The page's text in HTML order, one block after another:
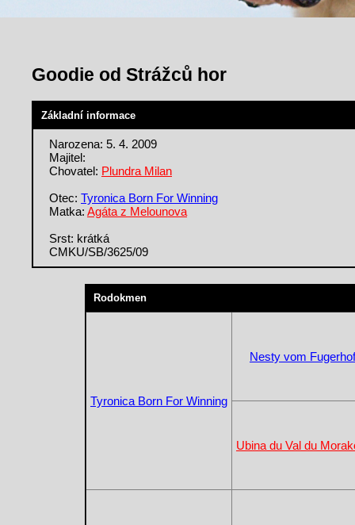
Goodie od Strážců hor
Základní informace
Narozena: 5. 4. 2009
Majitel:
Chovatel: Plundra Milan
Otec: Tyronica Born For Winning
Matka: Agáta z Melounova
Srst: krátká
CMKU/SB/3625/09
Rodokmen
Tyronica Born For Winning
Nesty vom Fugerhof
Ubina du Val du